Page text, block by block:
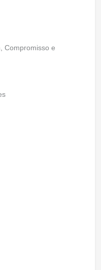
Compromisso e